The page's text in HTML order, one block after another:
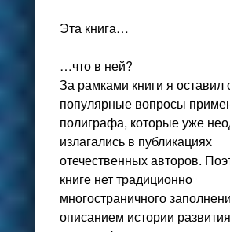
Эта книга…
…что в ней?
За рамками книги я
популярные вопросы
полиграфа, которые уже
излагались в публикациях
отечественных авторов.
книге нет традиционно
многостраничного
описанием истории развития